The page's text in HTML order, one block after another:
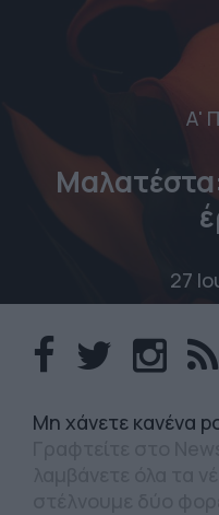
Α'
27
Mη χάνετε κανένα